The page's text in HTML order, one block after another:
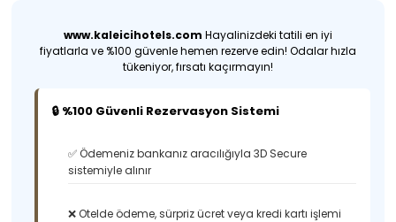
www.kaleicihotels.com Hayalinizdeki tatili en iyi
fiyatlarla ve %100 güvenle hemen rezerve edin! Odalar hızla
tükeniyor, fırsatı kaçırmayın!
🔒 %100 Güvenli Rezervasyon Sistemi
✅ Ödemeniz bankanız aracılığıyla 3D Secure
sistemiyle alınır
❌ Otelde ödeme, sürpriz ücret veya kredi kartı işlemi